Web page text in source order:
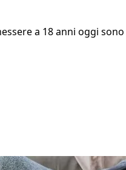
a 18 anni oggi